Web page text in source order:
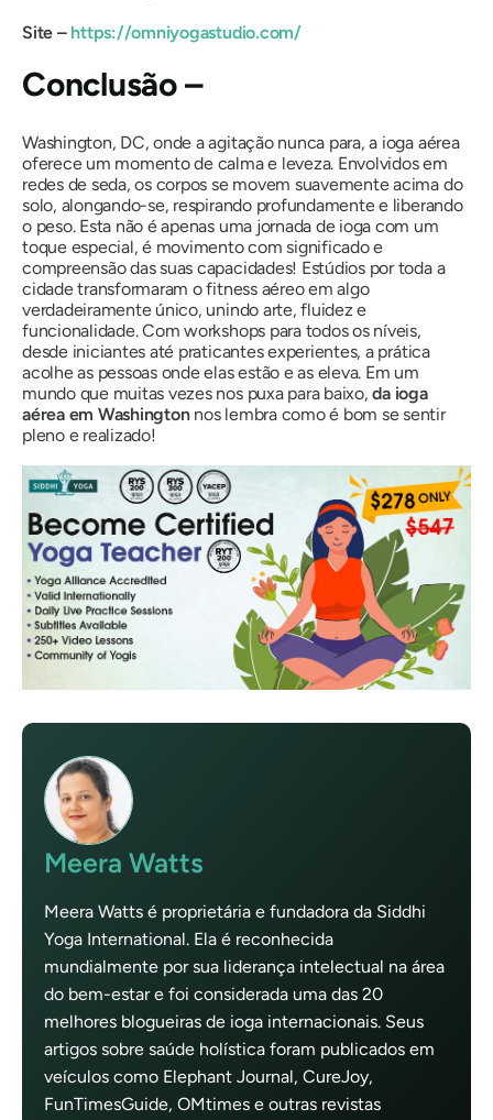
Site –https://omniyogastudio.com/
Conclusão –
Washington, DC, onde a agitação nunca para, a ioga aérea
oferece um momento de calma e leveza. Envolvidos em
redes de seda, os corpos se movem suavemente acima do
solo, alongando-se, respirando profundamente e liberando
o peso. Esta não é apenas uma jornada de ioga com um
toque especial, é movimento com significado e
compreensão das suas capacidades! Estúdios por toda a
cidade transformaram o fitness aéreo em algo
verdadeiramente único, unindo arte, fluidez e
funcionalidade. Com workshops para todos os níveis,
desde iniciantes até praticantes experientes, a prática
acolhe as pessoas onde elas estão e as eleva. Em um
mundo que muitas vezes nos puxa para baixo,da ioga
aérea em Washington nos lembra como é bom se sentir
pleno e realizado!
Meera Watts
Meera Watts é proprietária e fundadora da Siddhi
Yoga International. Ela é reconhecida
mundialmente por sua liderança intelectual na área
do bem-estar e foi considerada uma das 20
melhores blogueiras de ioga internacionais. Seus
artigos sobre saúde holística foram publicados em
veículos como Elephant Journal, CureJoy,
FunTimesGuide, OMtimes e outras revistas